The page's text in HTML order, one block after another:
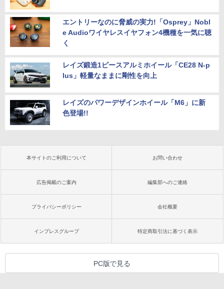
エントリーなのに脅威の実力!「Osprey」Nobl
e Audioワイヤレスイヤフォン4機種を一気に聴
く
レイズ鍛造1ピースアルミホイール「CE28 N-p
lus」軽量なままに剛性を向上
レイズのパワーデザインホイール「M6」に新
色登場!!
本サイトのご利用について お問い合わせ
広告掲載のご案内 編集部へのご連絡
プライバシーポリシー 会社概要
インプレスグループ 特定商取引法に基づく表示
PC版で見る